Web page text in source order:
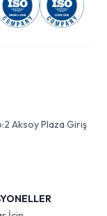
Aksoy Plaza Giriş